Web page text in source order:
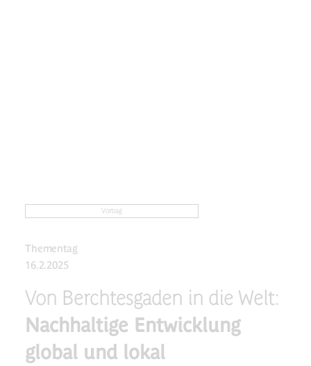
Vortrag
Thementag
16.2.2025
Von Berchtesgaden in die Welt:
Nachhaltige Entwicklung
global und lokal